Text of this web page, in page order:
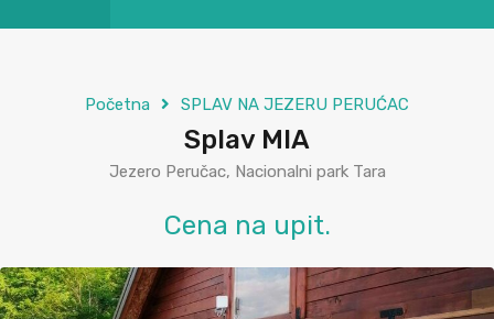
Početna SPLAV NA JEZERU PERUĆAC
Splav MIA
Jezero Peručac, Nacionalni park Tara
Cena na upit.